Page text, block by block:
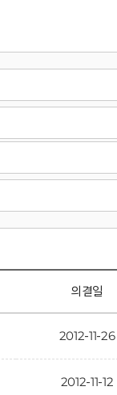
의결일
2012-11-26
2012-11-12